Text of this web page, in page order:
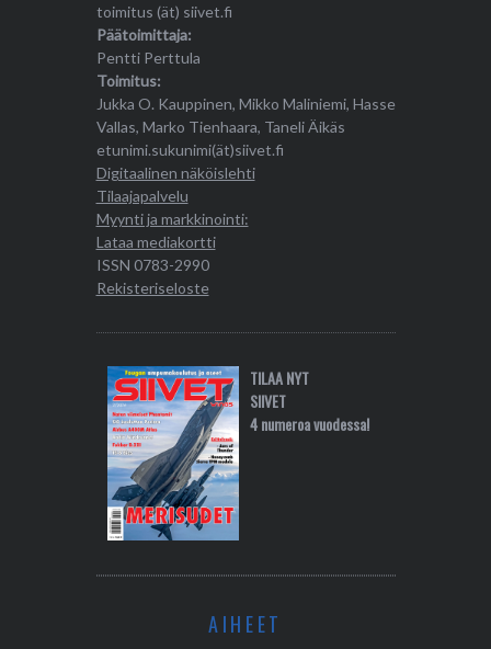
toimitus (ät) siivet.fi
Päätoimittaja:
Pentti Perttula
Toimitus:
Jukka O. Kauppinen, Mikko Maliniemi, Hasse
Vallas, Marko Tienhaara, Taneli Äikäs
etunimi.sukunimi(ät)siivet.fi
Digitaalinen näköislehti
Tilaajapalvelu
Myynti ja markkinointi:
Lataa mediakortti
ISSN 0783-2990
Rekisteriseloste
TILAA NYT
SIIVET
4 numeroa vuodessa!
AIHEET